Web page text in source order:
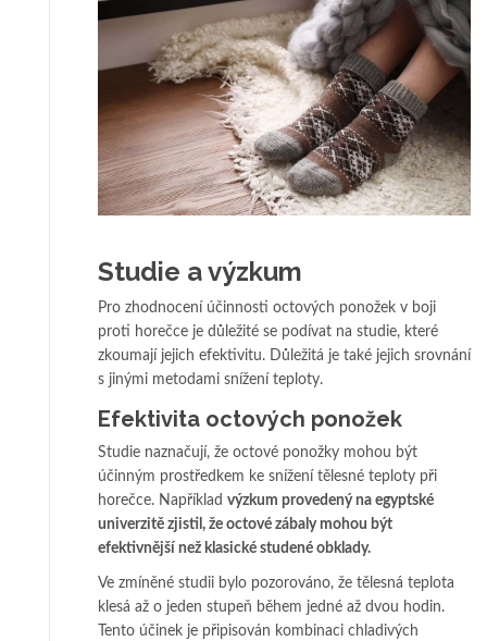
Studie a výzkum
Pro zhodnocení účinnosti octových ponožek v boji
proti horečce je důležité se podívat na studie, které
zkoumají jejich efektivitu. Důležitá je také jejich srovnání
s jinými metodami snížení teploty.
Efektivita octových ponožek
Studie naznačují, že octové ponožky mohou být
účinným prostředkem ke snížení tělesné teploty při
horečce. Například výzkum provedený na egyptské
univerzitě zjistil, že octové zábaly mohou být
efektivnější než klasické studené obklady.
Ve zmíněné studii bylo pozorováno, že tělesná teplota
klesá až o jeden stupeň během jedné až dvou hodin.
Tento účinek je připisován kombinaci chladivých